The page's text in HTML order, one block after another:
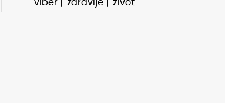
viber
zdravlje život